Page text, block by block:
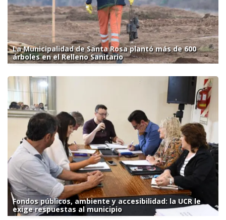
La Municipalidad de Santa Rosa plantó más de 600
árboles en el Relleno Sanitario
Fondos públicos, ambiente y accesibilidad: la UCR le
exige respuestas al municipio